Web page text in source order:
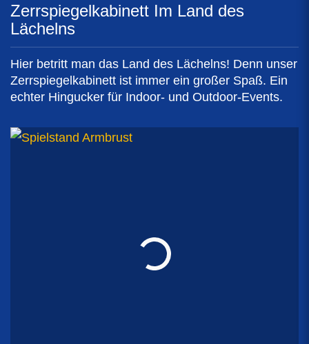
Zerrspiegelkabinett Im Land des
Lächelns
Hier betritt man das Land des Lächelns! Denn unser
Zerrspiegelkabinett ist immer ein großer Spaß. Ein
echter Hingucker für Indoor- und Outdoor-Events.